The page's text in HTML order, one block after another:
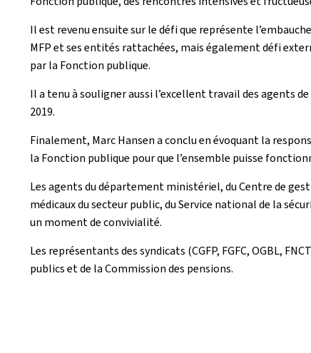
Il est revenu ensuite sur le défi que représente
MFP et ses entités rattachées, mais également défi
par la Fonction publique.
Il a tenu à souligner aussi l’excellent travail des agents
2019.
Finalement, Marc Hansen a conclu en évoquant la
la Fonction publique pour que l’ensemble puisse
Les agents du département ministériel, du Centre de
médicaux du secteur public, du Service national de la
un moment de convivialité.
Les représentants des syndicats (CGFP, FGFC, OGBL,
publics et de la Commission des pensions.